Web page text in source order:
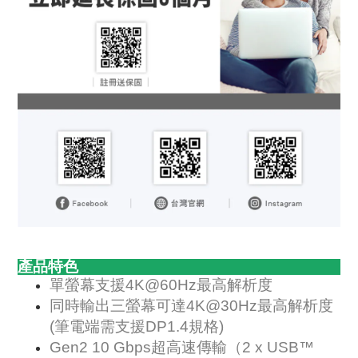
產品特色
單螢幕支援4K@60Hz最高解析度
同時輸出三螢幕可達4K@30Hz最高解析度
(筆電端需支援DP1.4規格)
Gen2 10 Gbps超高速傳輸（2 x USB™